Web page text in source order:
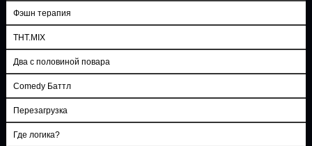
Фэшн терапия
ТНТ.MIX
Два с половиной повара
Comedy Баттл
Перезагрузка
Где логика?